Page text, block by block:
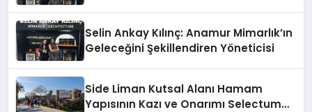
Selin Ankay Kılınç: Anamur Mimarlık’ın
Geleceğini Şekillendiren Yöneticisi
Side Liman Kutsal Alanı Hamam
Yapısının Kazı ve Onarımı Selectum